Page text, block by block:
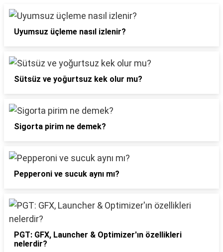
Uyumsuz üçleme nasıl izlenir?
Sütsüz ve yoğurtsuz kek olur mu?
Sigorta pirim ne demek?
Pepperoni ve sucuk aynı mı?
PGT: GFX, Launcher & Optimizer'ın özellikleri
nelerdir?